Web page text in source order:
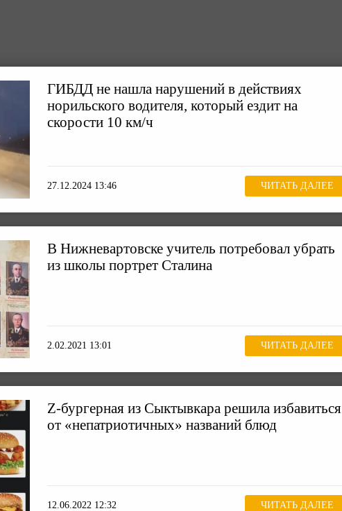
ГИБДД не нашла нарушений в действиях
норильского водителя, который ездит на
скорости 10 км/ч
27.12.2024 13:46 ЧИТАТЬ ДАЛЕЕ
В Нижневартовске учитель потребовал убрать
из школы портрет Сталина
2.02.2021 13:01 ЧИТАТЬ ДАЛЕЕ
Z-бургерная из Сыктывкара решила избавиться
от «непатриотичных» названий блюд
12.06.2022 12:32 ЧИТАТЬ ДАЛЕЕ